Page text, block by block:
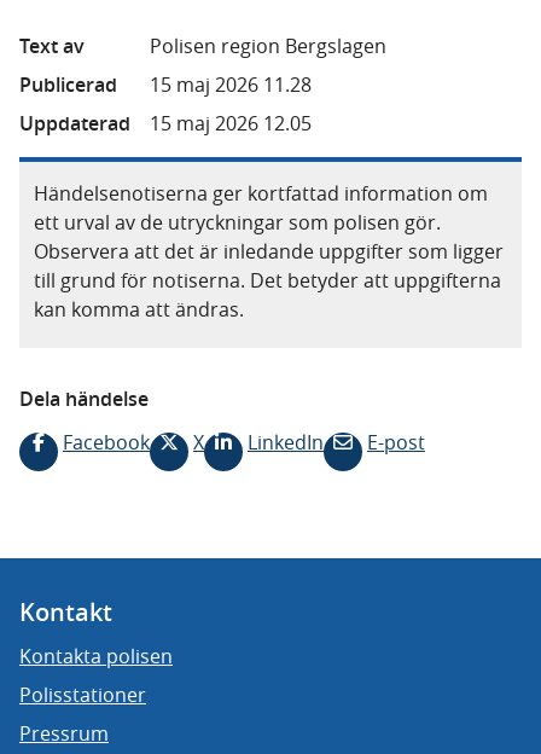
Text av
Polisen region Bergslagen
Publicerad
15 maj 2026 11.28
Uppdaterad
15 maj 2026 12.05
Händelsenotiserna ger kortfattad information om
ett urval av de utryckningar som polisen gör.
Observera att det är inledande uppgifter som ligger
till grund för notiserna. Det betyder att uppgifterna
kan komma att ändras.
Dela händelse
Facebook
X LinkedIn E-post
Kontakt
Kontakta polisen
Polisstationer
Pressrum